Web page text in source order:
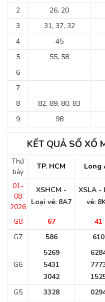
2
26, 20
3
31, 37, 32
4
45
5
55, 58
6
7
8
82, 89, 80, 83
9
98
KẾT QUẢ SỔ XỐ
Thứ
bảy
TP. HCM Long
01-
08
2026
XSHCM -
Loại vé: 8A7
XSLA -
vé:
G8 67 41
G7
586 610
G6
5269
5431
3042
G5
3328